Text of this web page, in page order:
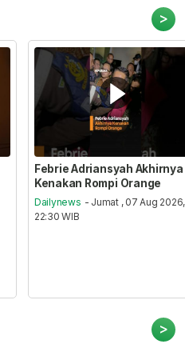
>
Febrie Adriansyah Akhirnya
Kenakan Rompi Orange
Dailynews - Jumat , 07 Aug 2026,
22:30 WIB
>